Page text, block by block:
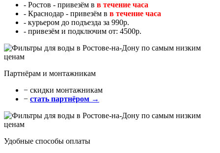
- Ростов - привезём в в течение часа
- Краснодар - привезём в в течение часа
- курьером до подъезда за 990р.
- привезём и подключим от: 4500р.
Партнёрам и монтажникам
− cкидки монтажникам
− стать партнёром →
Удобные способы оплаты